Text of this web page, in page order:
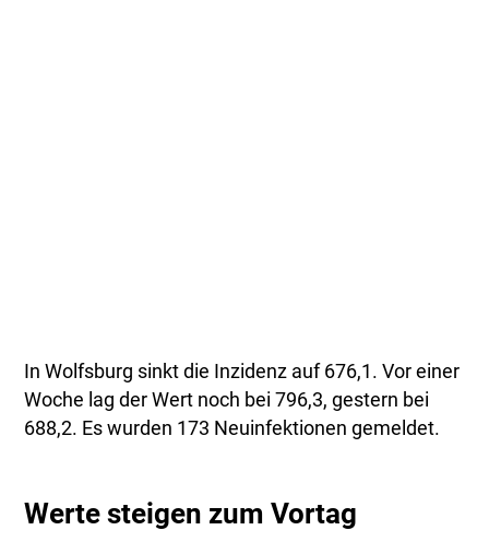
In Wolfsburg sinkt die Inzidenz auf 676,1. Vor einer
Woche lag der Wert noch bei 796,3, gestern bei
688,2. Es wurden 173 Neuinfektionen gemeldet.
Werte steigen zum Vortag